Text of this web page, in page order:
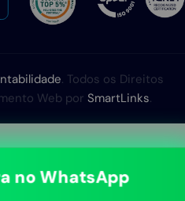
. Todos os Direitos
Web por SmartLinks.
no WhatsApp